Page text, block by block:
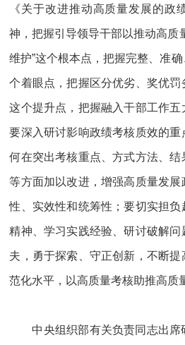
《关于改进推动高质量发展的政
神，把握引导领导干部以推动高质
维护”这个根本点，把握完整、准
个着眼点，把握区分优劣、奖优
这个提升点，把握融入干部工作五
要深入研讨影响政绩考核质效的
何在突出考核重点、方式方法、
等方面加以改进，增强高质量发
性、实效性和统筹性；要切实担
精神、学习实践经验、研讨破解
夫，勇于探索、守正创新，不断
范化水平，以高质量考核助推高质
中央组织部有关负责同志出席